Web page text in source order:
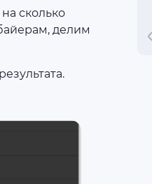
сколько
делим